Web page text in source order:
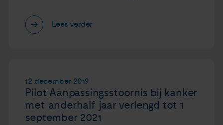
Lees verder
12 december 2019
Pilot Aanpassingsstoornis bij kanker
met anderhalf jaar verlengd tot 1
september 2021